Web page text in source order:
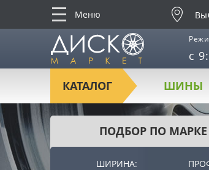
Меню
с
КАТАЛОГ ШИНЫ
ПОДБОР ПО МАРКЕ
ШИРИНА: